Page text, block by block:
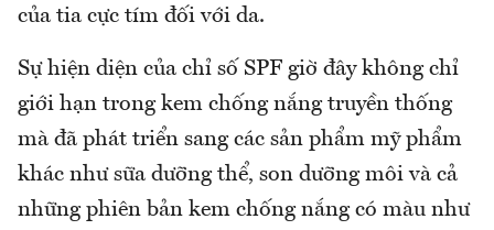
của tia cực tím đối với da.
Sự hiện diện của chỉ số SPF giờ đây không chỉ
giới hạn trong kem chống nắng truyền thống
mà đã phát triển sang các sản phẩm mỹ phẩm
khác như sữa dưỡng thể, son dưỡng môi và cả
những phiên bản kem chống nắng có màu như